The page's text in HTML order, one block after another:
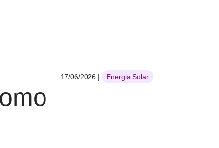
17/06/2026 | Energia Solar